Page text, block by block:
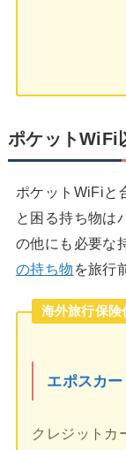
ポケットWiFi
ポケットWiFiと
と困る持ち物は
の他にも必要な
の持ち物 を旅行
海外旅行保険
エポスカー
クレジットカ